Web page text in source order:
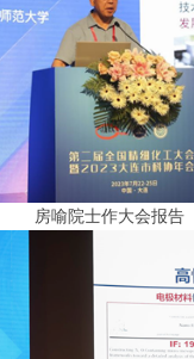
房喻院士作大会报告